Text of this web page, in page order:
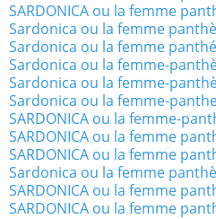
SARDONICA ou la femme
Sardonica ou la femme
Sardonica ou la femme
Sardonica ou la femme-
Sardonica ou la femme-
Sardonica ou la femme-
SARDONICA ou la femme-
SARDONICA ou la femme
SARDONICA ou la femme
Sardonica ou la femme
SARDONICA ou la femme
SARDONICA ou la femme